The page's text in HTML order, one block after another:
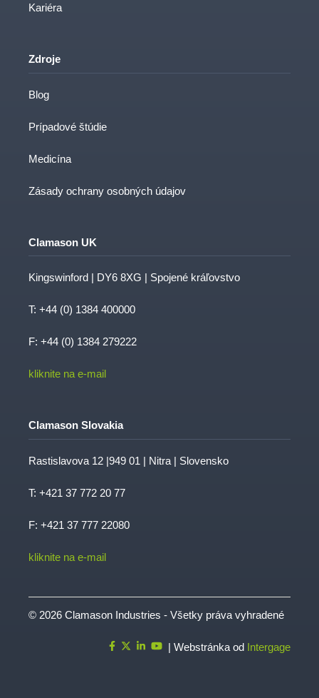
Kariéra
Zdroje
Blog
Prípadové štúdie
Medicína
Zásady ochrany osobných údajov
Clamason UK
Kingswinford | DY6 8XG | Spojené kráľovstvo
T: +44 (0) 1384 400000
F: +44 (0) 1384 279222
kliknite na e-mail
Clamason Slovakia
Rastislavova 12 |949 01 | Nitra | Slovensko
T: +421 37 772 20 77
F: +421 37 777 22080
kliknite na e-mail
© 2026 Clamason Industries - Všetky práva vyhradené
| Webstránka od Intergage